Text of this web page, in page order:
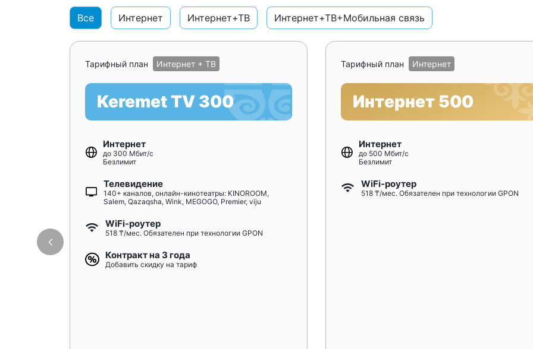
Все Интернет Интернет+ТВ Интернет+ТВ+Мобильная связь
Тарифный план Интернет + ТВ
Keremet TV 300
Интернет
до 300 Мбит/с
Безлимит
Телевидение
140+ каналов, онлайн-кинотеатры: KINOROOM,
Salem, Qazaqsha, Wink, MEGOGO, Premier, viju
WiFi-роутер
518 ₸/мес. Обязателен при технологии GPON
Контракт на 3 года
Добавить скидку на тариф
Тарифный план Интернет
Интернет 500
Интернет
до 500 Мбит/с
Безлимит
WiFi-роутер
518 ₸/мес. Обязателен при технологии GPON